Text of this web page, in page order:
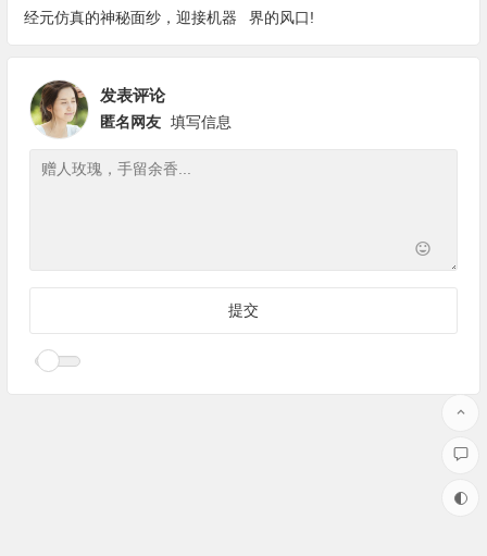
经元仿真的神秘面纱，迎接机器
深度思考的新纪元
界的风口!
发表评论
匿名网友 填写信息